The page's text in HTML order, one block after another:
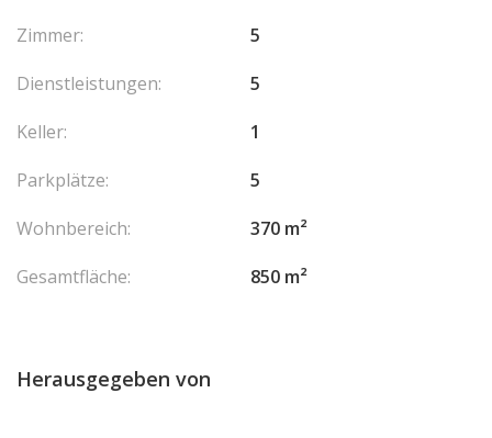
Zimmer:
5
Dienstleistungen:
5
Keller:
1
Parkplätze:
5
Wohnbereich:
370 m²
Gesamtfläche:
850 m²
Herausgegeben von